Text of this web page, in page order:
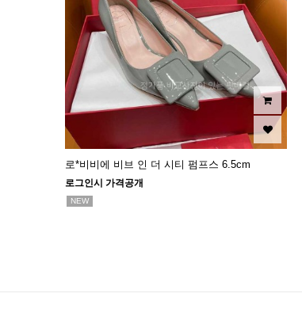
로*비비에 비브 인 더 시티 펌프스 6.5cm
로그인시 가격공개
NEW